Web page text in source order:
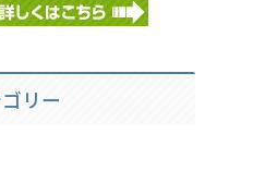
リー